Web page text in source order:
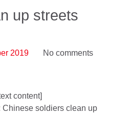
up streets
2019
No comments
content]